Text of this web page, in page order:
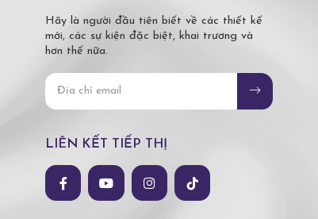
Hãy là người đầu tiên biết về các thiết kế
mới, các sự kiện đặc biệt, khai trương và
hơn thế nữa.
LIÊN KẾT TIẾP THỊ